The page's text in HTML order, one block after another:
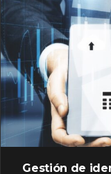
Gestión de